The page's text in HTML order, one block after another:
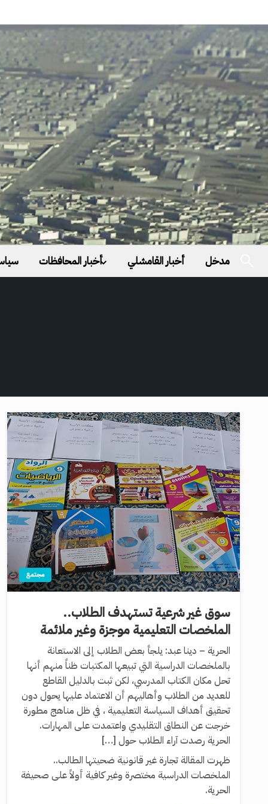
مدخل أخبار القامشلي أخبار المحافظات
مجتمع
سوق غير شرعية تستهدف الطلاب..
الملخصات التعليمية موجزة وغير ملائمة
الحرية – دينا عبد: يلجأ بعض الطلاب إلى الاستعانة
بالملخصات الدراسية التي تبيعها المكتبات ظناً منهم أنها
تحل مكان الكتاب المدرسي، لكن ثبت بالدليل القاطع
للعديد من الطلاب وأهاليهم أن الاعتماد عليها يحول دون
تحقيق أهداف السياسة التعليمية ، في ظل مناهج مطورة
خرجت عن النطاق التقليدي واعتمدت على المهارات.
الحرية رصدت آراء الطلاب حول […]
ظهرت المقالة تجارة غير قانونية ضحيتها الطالب..
الملخصات الدراسية مختصرة وغير كافية أولاً على صحيفة
الحرية.